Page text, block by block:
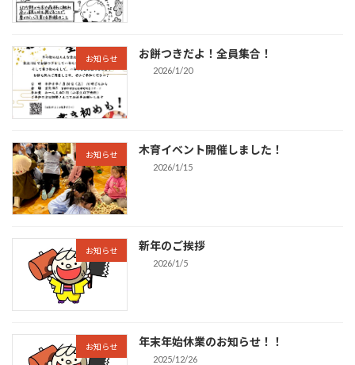
お知らせ お餅つきだよ！全員集合！
2026/1/20
お知らせ 木育イベント開催しました！
2026/1/15
お知らせ 新年のご挨拶
2026/1/5
お知らせ 年末年始休業のお知らせ！！
2025/12/26